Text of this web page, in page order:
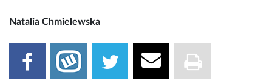
Natalia Chmielewska